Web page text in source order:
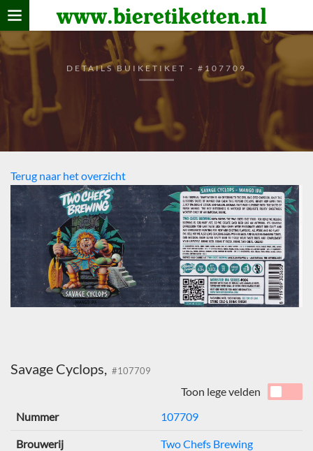
www.bieretiketten.nl
Home
verzamelen
De bierkaart
Bezoekers
DETAILS BUIKETIKET - #107709
Terug naar het overzicht
Savage Cyclops, #107709
Toon lege velden
Nummer
107709
Brouwerij Two Chefs Brewing